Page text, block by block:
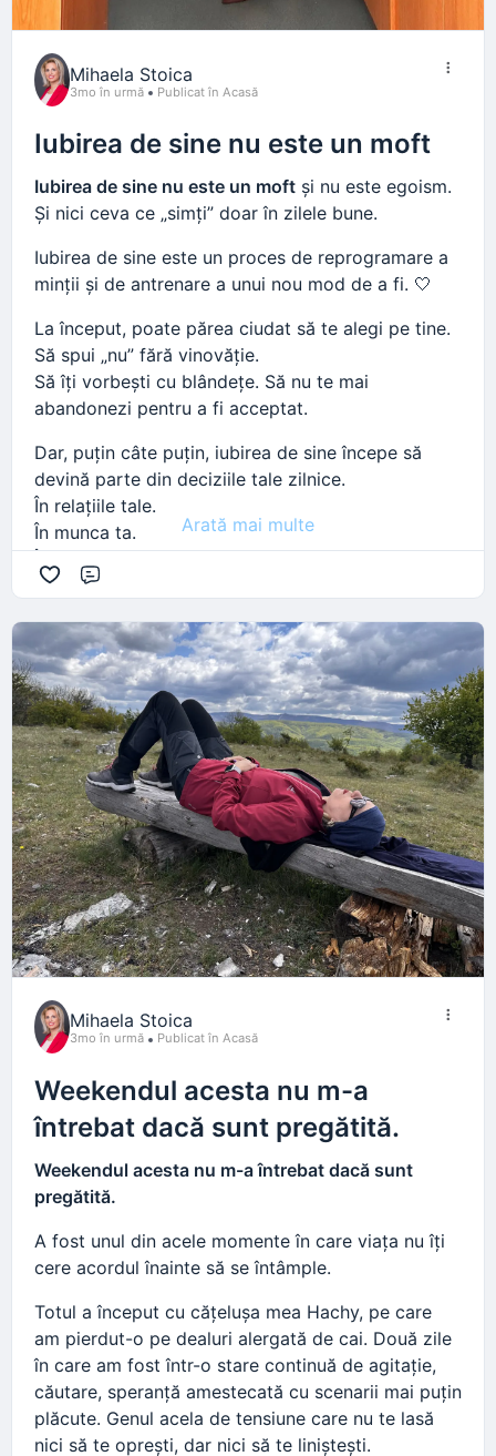
Mihaela Stoica
3mo în urmă Publicat în Acasă
Iubirea de sine nu este un moft
Iubirea de sine nu este un moft și nu este egoism.
Și nici ceva ce „simți” doar în zilele bune.
Iubirea de sine este un proces de reprogramare a
minții și de antrenare a unui nou mod de a fi. 🤍
La început, poate părea ciudat să te alegi pe tine.
Să spui „nu” fără vinovăție.
Să îți vorbești cu blândețe. Să nu te mai
abandonezi pentru a fi acceptat.
Dar, puțin câte puțin, iubirea de sine începe să
devină parte din deciziile tale zilnice.
În relațiile tale.
În munca ta.
Și atunci apare întrebarea esențială:
Tu ce lup alegi să hrănești? 🐺
Pe cel critic, negativ și distructiv?
Sau pe cel plin de iubire, compasiune și încredere?
Gândurile tale sunt hrana pe care o oferi zilnic
minții tale. Iar ceea ce hrănești… crește.
Dacă alegi constant critica, vei trăi mai multă
frustrare și nemulțumire.
Dacă începi să hrănești partea blândă din tine, vei
observa mai multă liniște sufletească și mai mult
echilibru interior.
Despre toate acestea am scris și în cartea mea,
“Stop, anxietate, atacuri de panică și blocaje
emoționale!”
ajută să îți construiești iubirea de sine și să îți
schimbi dialogul interior.
Citește un capitol gratuit.
Link în primul comentariu.
#resetpentrusuflet #stop #anxietate #atacpanica
#resetyourmind
Arată mai multe
Mihaela Stoica
3mo în urmă Publicat în Acasă
Weekendul acesta nu m-a
întrebat dacă sunt pregătită.
Weekendul acesta nu m-a întrebat dacă sunt
pregătită.
A fost unul din acele momente în care viața nu îți
cere acordul înainte să se întâmple.
Totul a început cu cățelușa mea Hachy, pe care
am pierdut-o pe dealuri alergată de cai. Două zile
în care am fost într-o stare continuă de agitație,
căutare, speranță amestecată cu scenarii mai puțin
plăcute. Genul acela de tensiune care nu te lasă
nici să te oprești, dar nici să te liniștești.